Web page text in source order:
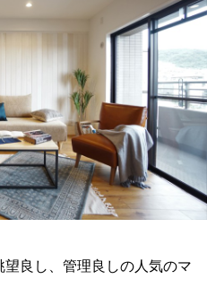
良し、管理良しの人気のマ